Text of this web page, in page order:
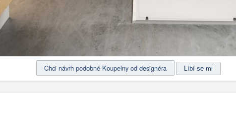
Chci návrh podobné Koupelny od designéra